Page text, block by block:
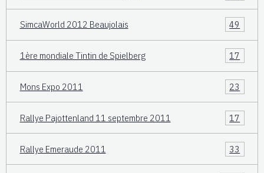
SimcaWorld 2012 Beaujolais 49
1ère mondiale Tintin de Spielberg 17
Mons Expo 2011 23
Rallye Pajottenland 11 septembre 2011 17
Rallye Emeraude 2011 33